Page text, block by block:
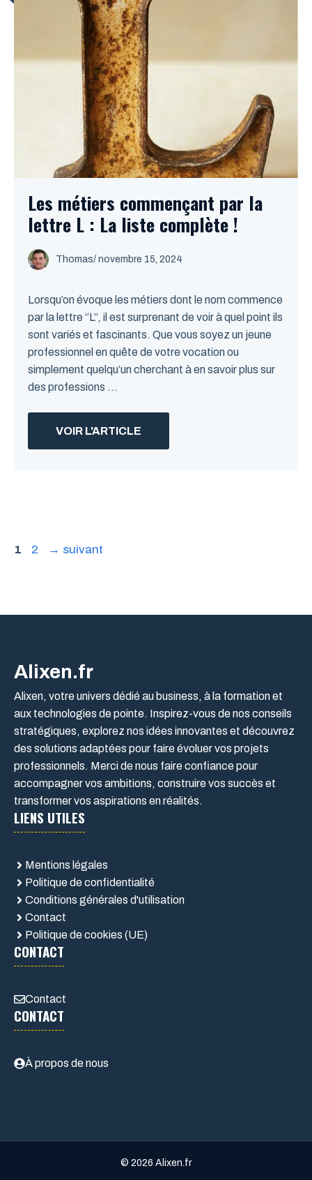
Les métiers commençant par la
lettre L : La liste complète !
Thomas/ novembre 15, 2024
Lorsqu’on évoque les métiers dont le nom commence
par la lettre “L”, il est surprenant de voir à quel point ils
sont variés et fascinants. Que vous soyez un jeune
professionnel en quête de votre vocation ou
simplement quelqu’un cherchant à en savoir plus sur
des professions ...
VOIR L'ARTICLE
Page
1 Page
2 → suivant
Alixen.fr
Alixen, votre univers dédié au business, à la formation et
aux technologies de pointe. Inspirez-vous de nos conseils
stratégiques, explorez nos idées innovantes et découvrez
des solutions adaptées pour faire évoluer vos projets
professionnels. Merci de nous faire confiance pour
accompagner vos ambitions, construire vos succès et
transformer vos aspirations en réalités.
LIENS UTILES
Mentions légales
Politique de confidentialité
Conditions générales d'utilisation
Contact
Politique de cookies (UE)
CONTACT
Contact
CONTACT
À propos de nous
© 2026 Alixen.fr